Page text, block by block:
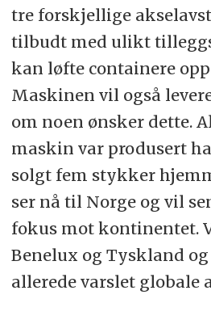
tre forskjellige
tilbudt med ulikt
kan løfte containere
Maskinen vil også
om noen ønsker dette.
maskin var produsert
solgt fem stykker
ser nå til Norge og vil
fokus mot kontinentet.
Benelux og Tyskland
allerede varslet globale